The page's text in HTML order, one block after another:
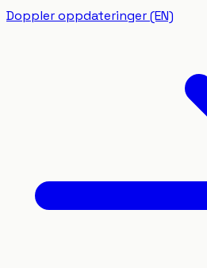
Doppler oppdateringer (EN)